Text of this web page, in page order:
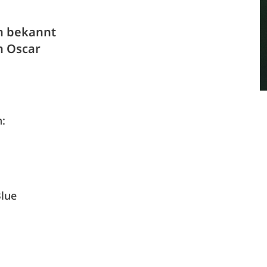
bekannt
Oscar